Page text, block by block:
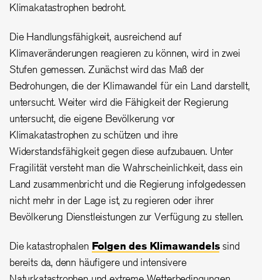
Klimakatastrophen bedroht.
Die Handlungsfähigkeit, ausreichend auf
Klimaveränderungen reagieren zu können, wird in zwei
Stufen gemessen. Zunächst wird das Maß der
Bedrohungen, die der Klimawandel für ein Land darstellt,
untersucht. Weiter wird die Fähigkeit der Regierung
untersucht, die eigene Bevölkerung vor
Klimakatastrophen zu schützen und ihre
Widerstandsfähigkeit gegen diese aufzubauen. Unter
Fragilität versteht man die Wahrscheinlichkeit, dass ein
Land zusammenbricht und die Regierung infolgedessen
nicht mehr in der Lage ist, zu regieren oder ihrer
Bevölkerung Dienstleistungen zur Verfügung zu stellen.
Die katastrophalen Folgen des Klimawandelssind
bereits da, denn häufigere und intensivere